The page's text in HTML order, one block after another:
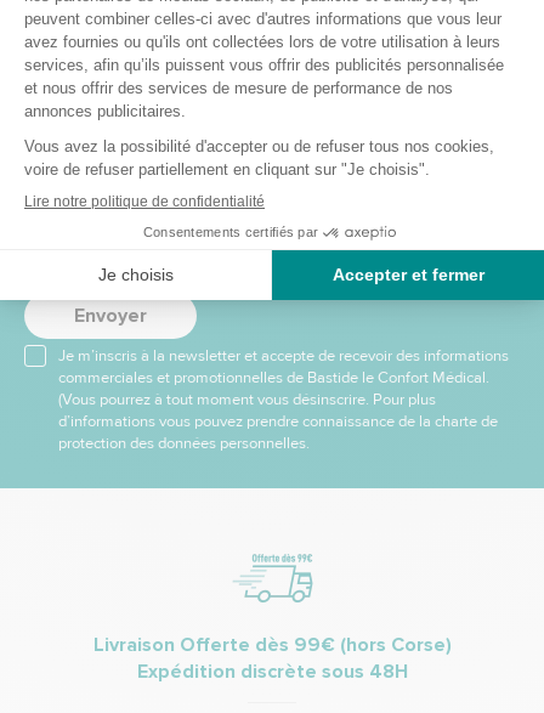
Recevez nos offres et
promotions
Envoyer
Je m’inscris à la newsletter et accepte de recevoir des informations
commerciales et promotionnelles de Bastide le Confort Médical.
(Vous pourrez à tout moment vous désinscrire. Pour plus
d’informations vous pouvez prendre connaissance de la charte de
protection des données personnelles.
Livraison Offerte dès 99€ (hors Corse)
Expédition discrète sous 48H